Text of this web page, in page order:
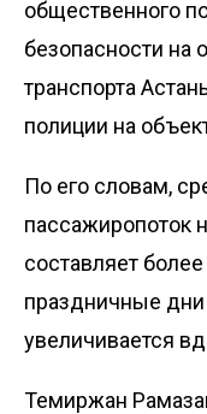
общественного
безопасности на
транспорта
полиции на
По его словам,
пассажиропоток
составляет
праздничные дни
увеличивается
Темиржан